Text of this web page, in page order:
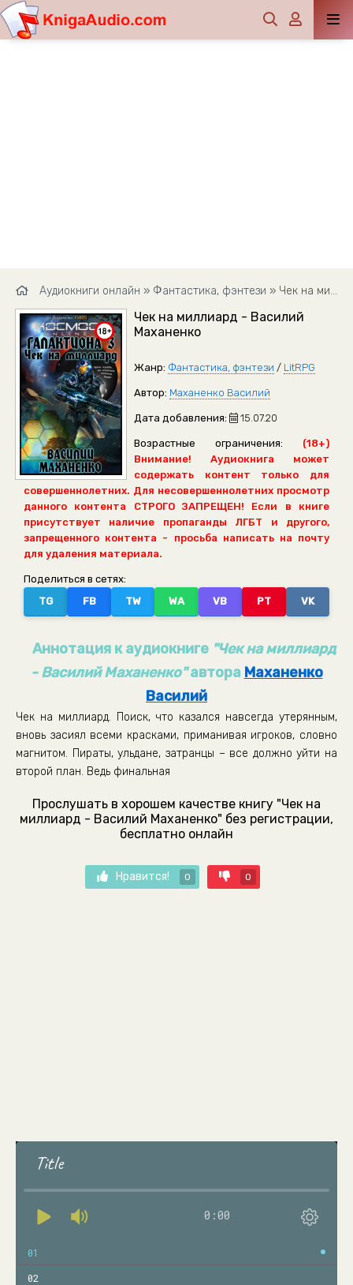
Аудиокниги онлайн » Фантастика, фэнтези » Чек на миллиард - Василий Маханенко
Чек на миллиард - Василий
Маханенко
Жанр: Фантастика, фэнтези / LitRPG
Автор: Маханенко Василий
Дата добавления: 15.07.20
Возрастные ограничения:
(18+)
Внимание! Аудиокнига может
содержать контент только для
совершеннолетних. Для несовершеннолетних просмотр
данного контента СТРОГО ЗАПРЕЩЕН! Если в книге
присутствует наличие пропаганды ЛГБТ и другого,
запрещенного контента - просьба написать на почту
для удаления материала.
Поделиться в сетях:
TG
FB TW WA VB PT VK
Аннотация к аудиокниге "Чек на миллиард
- Василий Маханенко"автора Маханенко
Василий
Чек на миллиард. Поиск, что казался навсегда утерянным,
вновь засиял всеми красками, приманивая игроков, словно
магнитом. Пираты, ульдане, затранцы – все должно уйти на
второй план. Ведь финальная
Прослушать в хорошем качестве книгу "Чек на
миллиард - Василий Маханенко" без регистрации,
бесплатно онлайн
Нравится! 0 0
Title
0:00
01
02